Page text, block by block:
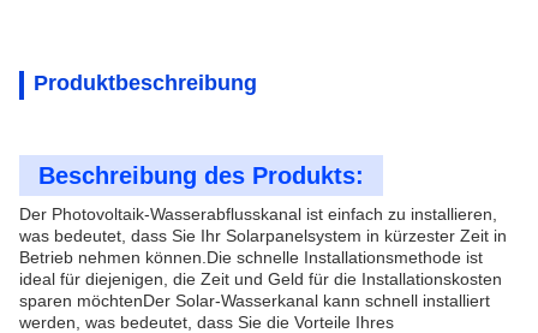
Produktbeschreibung
Beschreibung des Produkts:
Der Photovoltaik-Wasserabflusskanal ist einfach zu installieren,
was bedeutet, dass Sie Ihr Solarpanelsystem in kürzester Zeit in
Betrieb nehmen können.Die schnelle Installationsmethode ist
ideal für diejenigen, die Zeit und Geld für die Installationskosten
sparen möchtenDer Solar-Wasserkanal kann schnell installiert
werden, was bedeutet, dass Sie die Vorteile Ihres